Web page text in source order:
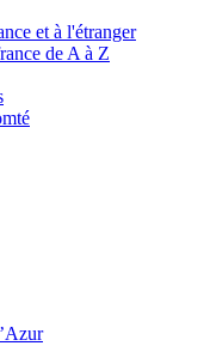
et à l'étranger
de A à Z